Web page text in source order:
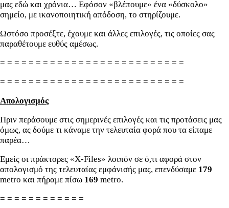
μας εδώ και χρόνια… Εφόσον «βλέπουμε» ένα «δύσκολο»
σημείο, με ικανοποιητική απόδοση, το στηρίζουμε.
Ωστόσο προσέξτε, έχουμε και άλλες επιλογές, τις οποίες σας
παραθέτουμε ευθύς αμέσως.
= = = = = = = = = = = = = = = = = = = = = = = = = =
= = = = = = = = = = = = = = = = = = = = = = = = = =
Απολογισμός
Πριν περάσουμε στις σημερινές επιλογές και τις προτάσεις μας
όμως, ας δούμε τι κάναμε την τελευταία φορά που τα είπαμε
παρέα…
Εμείς οι πράκτορες «X-Files» λοιπόν σε ό,τι αφορά στον
απολογισμό της τελευταίας εμφάνισής μας, επενδύσαμε 179
metro και πήραμε πίσω 169 metro.
= = = = = = = = = = = =